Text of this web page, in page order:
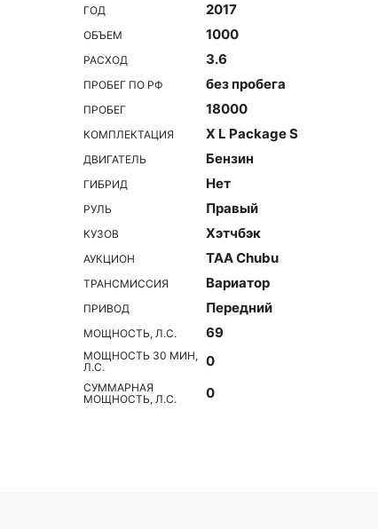
ГОД 2017
ОБЪЕМ 1000
РАСХОД 3.6
ПРОБЕГ ПО РФ без пробега
ПРОБЕГ 18000
КОМПЛЕКТАЦИЯ X L Package S
ДВИГАТЕЛЬ Бензин
ГИБРИД Нет
РУЛЬ Правый
КУЗОВ Хэтчбэк
АУКЦИОН TAA Chubu
ТРАНСМИССИЯ Вариатор
ПРИВОД Передний
МОЩНОСТЬ, Л.С. 69
МОЩНОСТЬ 30 МИН,
Л.С.
0
СУММАРНАЯ
МОЩНОСТЬ, Л.С.
0